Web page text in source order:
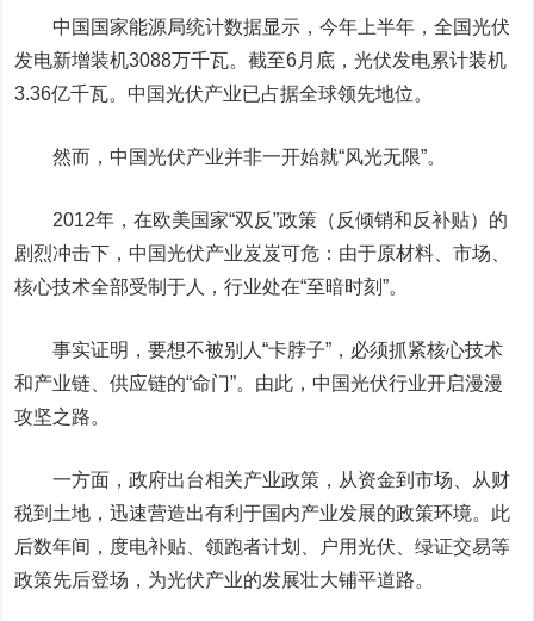
中国国家能源局统计数据显示，今年上半年，全国光伏
发电新增装机3088万千瓦。截至6月底，光伏发电累计装机
3.36亿千瓦。中国光伏产业已占据全球领先地位。
然而，中国光伏产业并非一开始就“风光无限”。
2012年，在欧美国家“双反”政策（反倾销和反补贴）的
剧烈冲击下，中国光伏产业岌岌可危：由于原材料、市场、
核心技术全部受制于人，行业处在“至暗时刻”。
事实证明，要想不被别人“卡脖子”，必须抓紧核心技术
和产业链、供应链的“命门”。由此，中国光伏行业开启漫漫
攻坚之路。
一方面，政府出台相关产业政策，从资金到市场、从财
税到土地，迅速营造出有利于国内产业发展的政策环境。此
后数年间，度电补贴、领跑者计划、户用光伏、绿证交易等
政策先后登场，为光伏产业的发展壮大铺平道路。